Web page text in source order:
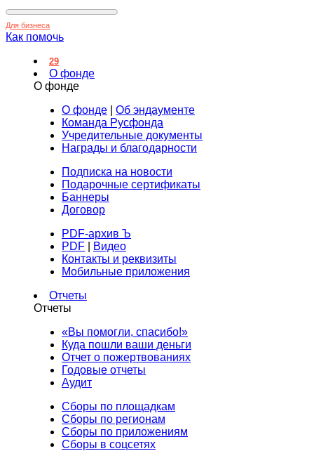
Для бизнеса
Как помочь
29
О фонде
О фонде
О фонде
Об эндаументе
Команда Русфонда
Учредительные документы
Награды и благодарности
Подписка на новости
Подарочные сертификаты
Баннеры
Договор
PDF-архив Ъ
PDF
Видео
Контакты и реквизиты
Мобильные приложения
Отчеты
Отчеты
«Вы помогли, спасибо!»
Куда пошли ваши деньги
Отчет о пожертвованиях
Годовые отчеты
Аудит
Сборы по площадкам
Сборы по регионам
Сборы по приложениям
Сборы в соцсетях